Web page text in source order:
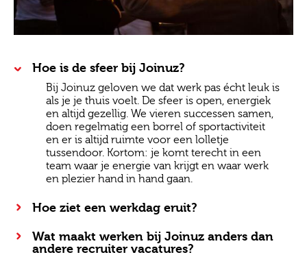
Hoe is de sfeer bij Joinuz?
Bij Joinuz geloven we dat werk pas écht leuk is
als je je thuis voelt. De sfeer is open, energiek
en altijd gezellig. We vieren successen samen,
doen regelmatig een borrel of sportactiviteit
en er is altijd ruimte voor een lolletje
tussendoor. Kortom: je komt terecht in een
team waar je energie van krijgt en waar werk
en plezier hand in hand gaan.
Hoe ziet een werkdag eruit?
Wat maakt werken bij Joinuz anders dan
andere recruiter vacatures?